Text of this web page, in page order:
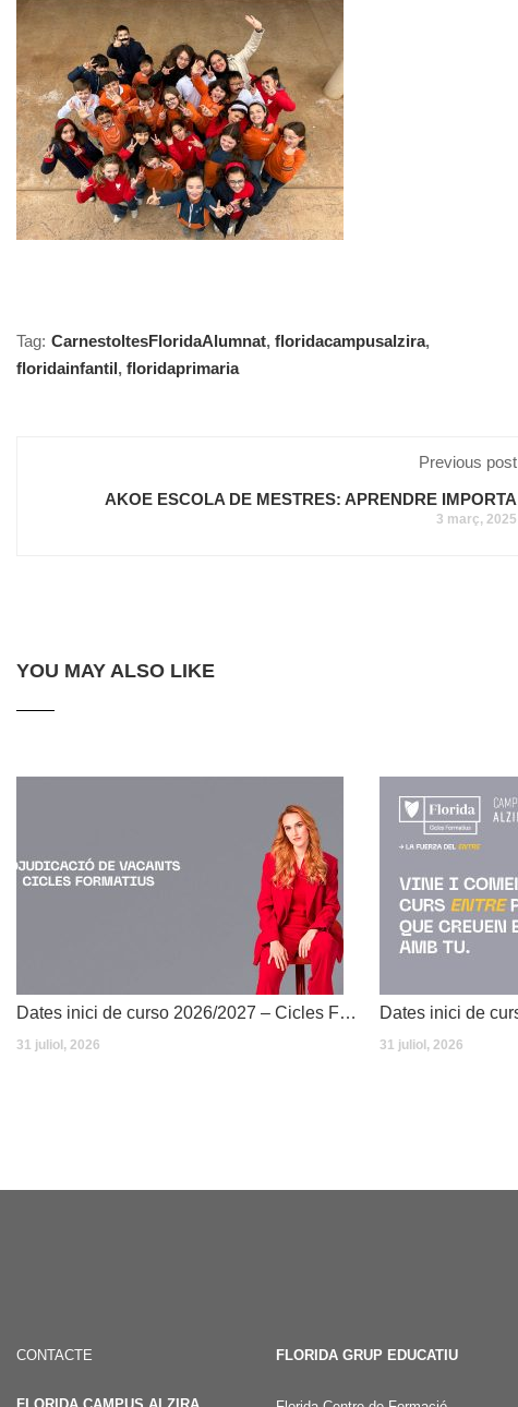
Tag: CarnestoltesFloridaAlumnat, floridacampusalzira,
floridainfantil , floridaprimaria
Previous post
AKOE ESCOLA DE MESTRES: APRENDRE IMPORTA
3 març, 2025
YOU MAY ALSO LIKE
Dates inici de curso 2026/2027 – Cicles Formatius
31 juliol, 2026 31 juliol, 2026
CONTACTE FLORIDA GRUP EDUCATIU